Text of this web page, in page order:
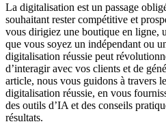
La digitalisation est un passage
souhaitant rester compétitive et
vous dirigiez une boutique en ligne,
que vous soyez un indépendant ou
digitalisation réussie peut
d’interagir avec vos clients et de
article, nous vous guidons à travers
digitalisation réussie, en vous
des outils d’IA et des conseils
résultats.